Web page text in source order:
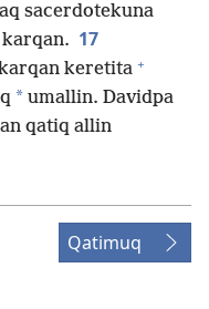
sacerdotekuna
17
keretita +
* umallin. Davidpa
qatiq allin
Qatimuq